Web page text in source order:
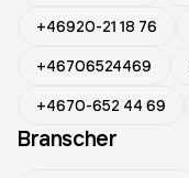
+46920-21 18 76
+46706524469
+4670-652 44 69
Branscher